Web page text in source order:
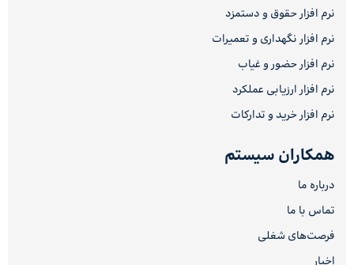
نرم افزار حقوق و دستمزد
نرم افزار نگهداری و تعمیرات
نرم افزار حضور و غیاب
نرم افزار ارزیابی عملکرد
نرم افزار خرید و تدارکات
همکاران سیستم
درباره ما
تماس با ما
فرصت‌های شغلی
اخبار